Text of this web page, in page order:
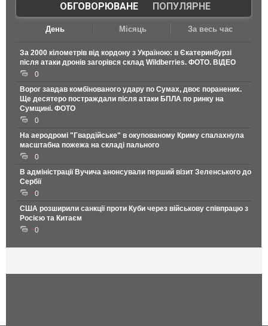
ОБГОВОРЮВАНЕ| ПОПУЛЯРНЕ
День Місяць За весь час
За 2000 кілометрів від кордону з Україною: в Єкатеринбурзі
після атаки дронів загорівся склад Wildberries. ФОТО. ВІДЕО
0
Ворог завдав комбінованого удару по Сумах, двоє поранених.
Ще десятеро постраждали після атаки БПЛА по ринку на
Сумщині. ФОТО
0
На аеродромі "Гвардійське" в окупованому Криму спалахнула
масштабна пожежа на складі пального
0
В адміністрації Вучича анонсували перший візит Зеленського до
Сербії
0
США розширили санкції проти Куби через військову співпрацю з
Росією та Китаєм
0